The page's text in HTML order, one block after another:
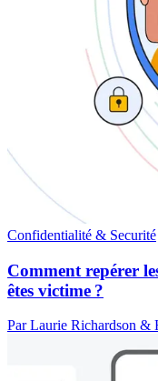
Confidentialité & Securité
Comment repérer
êtes victime ?
Par Laurie Richardson &